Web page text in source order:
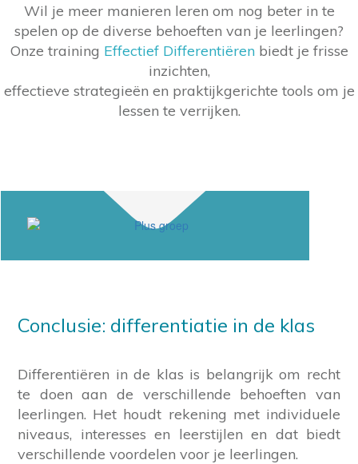
Wil je meer manieren leren om nog beter in te
spelen op de diverse behoeften van je leerlingen?
Onze training Effectief Differentiërenbiedt je frisse
inzichten,
effectieve strategieën en praktijkgerichte tools om je
lessen te verrijken.
Conclusie: differentiatie in de klas
Differentiëren in de klas is belangrijk om recht
te doen aan de verschillende behoeften van
leerlingen. Het houdt rekening met individuele
niveaus, interesses en leerstijlen en dat biedt
verschillende voordelen voor je leerlingen.